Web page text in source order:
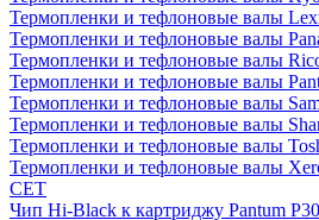
Термопленки и тефлоновые валы
Термопленки и тефлоновые валы
Термопленки и тефлоновые валы
Термопленки и тефлоновые валы
Термопленки и тефлоновые валы
Термопленки и тефлоновые валы
Термопленки и тефлоновые валы
Термопленки и тефлоновые валы
CET
Чип Hi-Black к картриджу Pantum